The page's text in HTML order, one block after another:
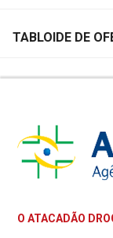
TABLOIDE DE
O ATACADÃO